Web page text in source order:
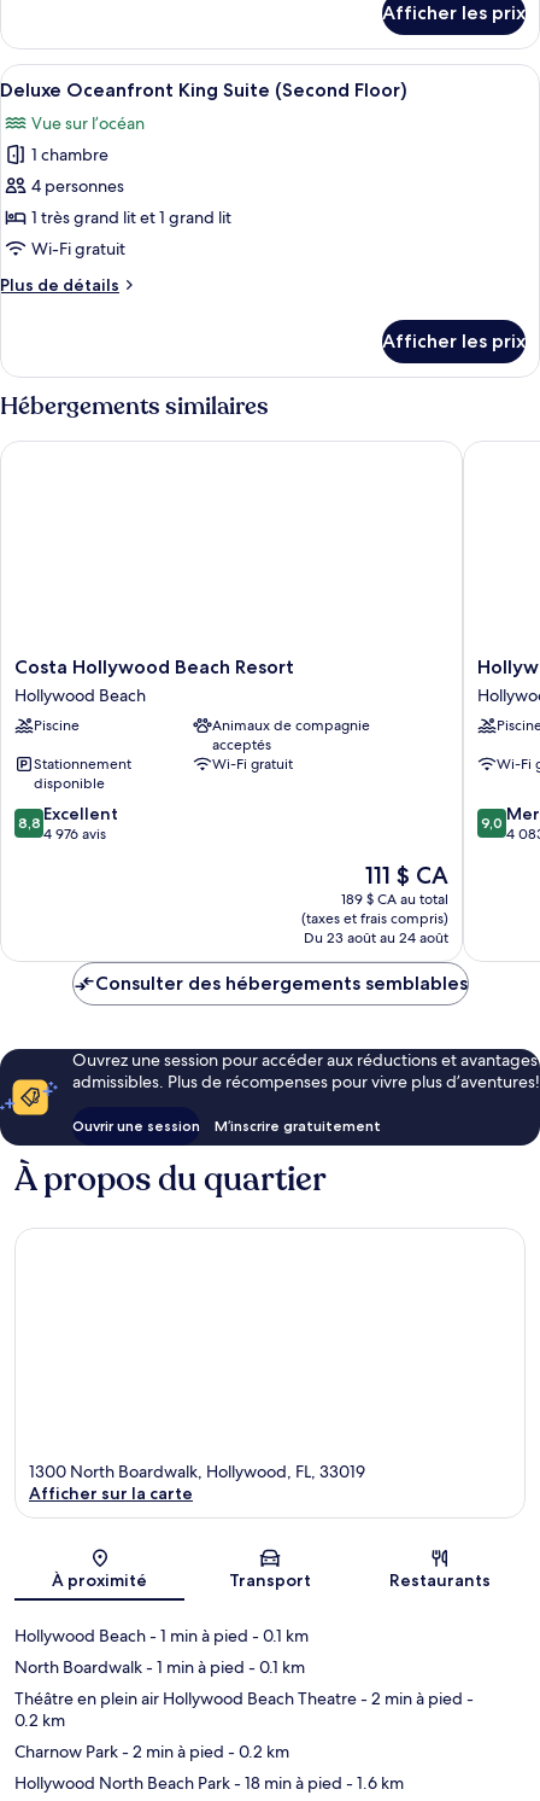
Suite
studio
Deluxe
Afficher les prix
Afficher
toutes
les
photos
pour
ce
type
chambre :
King
Suite
(Second
Floor)
Une chambre d’hôtel avec un grand
1
Deluxe Oceanfront King Suite (Second Floor)
Vue sur l’océan
1 chambre
4 personnes
1 très grand lit et 1 grand lit
Wi-Fi gratuit
Plus de détails
Plus
Deluxe
Oceanfront
King
Suite
(Second
Afficher les prix
Hébergements similaires
Costa
Hollywood
Beach
Resort
Beach
Costa Hollywood Beach Resort
Hollywood Beach
Piscine
Animaux de compagnie
acceptés
Stationnement
disponible
Wi-Fi gratuit
8.8
sur
8,8 Excellent
4 976 avis
Le
prix
est
de
111 $ CA
111 $ CA
189 $ CA au total
(taxes et frais compris)
Du 23 août au 24 août
Costa Hollywood Beach Resort
Suites
Beach
Wi-Fi
9.0
sur
9,0
4
Consulter des hébergements semblables
Ouvrez une session pour accéder aux réductions et avantages
admissibles. Plus de récompenses pour vivre plus d’aventures!
Ouvrir une session M’inscrire gratuitement
À propos du quartier
Carte
1300 North Boardwalk, Hollywood, FL, 33019
Afficher sur la carte
À proximité Transport Restaurants
Hollywood Beach- 1 min à pied - 0.1 km
North Boardwalk- 1 min à pied - 0.1 km
Théâtre en plein air Hollywood Beach Theatre- 2 min à pied -
0.2 km
Charnow Park- 2 min à pied - 0.2 km
Hollywood North Beach Park- 18 min à pied - 1.6 km